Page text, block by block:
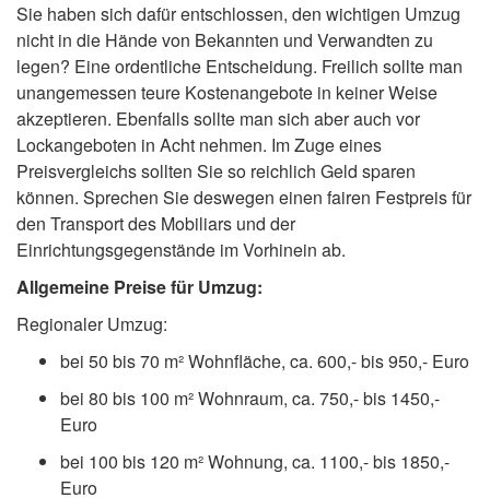
Sie haben sich dafür entschlossen, den wichtigen Umzug
nicht in die Hände von Bekannten und Verwandten zu
legen? Eine ordentliche Entscheidung. Freilich sollte man
unangemessen teure Kostenangebote in keiner Weise
akzeptieren. Ebenfalls sollte man sich aber auch vor
Lockangeboten in Acht nehmen. Im Zuge eines
Preisvergleichs sollten Sie so reichlich Geld sparen
können. Sprechen Sie deswegen einen fairen Festpreis für
den Transport des Mobiliars und der
Einrichtungsgegenstände im Vorhinein ab.
Allgemeine Preise für Umzug:
Regionaler Umzug:
bei 50 bis 70 m² Wohnfläche, ca. 600,- bis 950,- Euro
bei 80 bis 100 m² Wohnraum, ca. 750,- bis 1450,-
Euro
bei 100 bis 120 m² Wohnung, ca. 1100,- bis 1850,-
Euro